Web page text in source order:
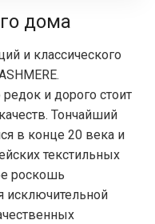
дома
и классического
и дорого стоит
Тончайший
в конце 20 века и
текстильных
роскошь
исключительной